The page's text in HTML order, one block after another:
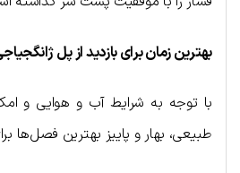
بهترین زمان برای بازدید از پل
با توجه به شرایط آب و هوایی و
طبیعی، بهار و پاییز بهترین فصل‌ها